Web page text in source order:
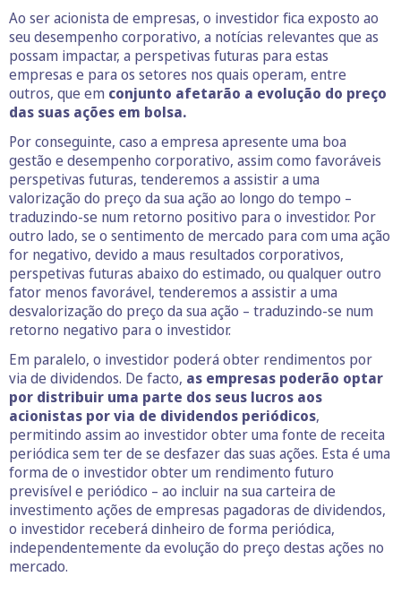
Ao ser acionista de empresas, o investidor fica exposto ao
seu desempenho corporativo, a notícias relevantes que as
possam impactar, a perspetivas futuras para estas
empresas e para os setores nos quais operam, entre
outros, que em conjunto afetarão a evolução do preço
das suas ações em bolsa.
Por conseguinte, caso a empresa apresente uma boa
gestão e desempenho corporativo, assim como favoráveis
perspetivas futuras, tenderemos a assistir a uma
valorização do preço da sua ação ao longo do tempo –
traduzindo-se num retorno positivo para o investidor. Por
outro lado, se o sentimento de mercado para com uma ação
for negativo, devido a maus resultados corporativos,
perspetivas futuras abaixo do estimado, ou qualquer outro
fator menos favorável, tenderemos a assistir a uma
desvalorização do preço da sua ação – traduzindo-se num
retorno negativo para o investidor.
Em paralelo, o investidor poderá obter rendimentos por
via de dividendos. De facto, as empresas poderão optar
por distribuir uma parte dos seus lucros aos
acionistas por via de dividendos periódicos,
permitindo assim ao investidor obter uma fonte de receita
periódica sem ter de se desfazer das suas ações. Esta é uma
forma de o investidor obter um rendimento futuro
previsível e periódico – ao incluir na sua carteira de
investimento ações de empresas pagadoras de dividendos,
o investidor receberá dinheiro de forma periódica,
independentemente da evolução do preço destas ações no
mercado.